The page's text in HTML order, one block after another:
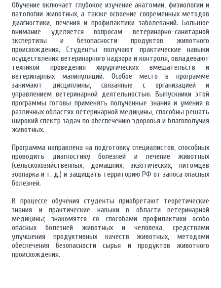
Обучение включает глубокое изучение анатомии, физиологии и
патологии животных, а также освоение современных методов
диагностики, лечения и профилактики заболеваний. Большое
внимание уделяется вопросам ветеринарно-санитарной
экспертизы и безопасности продуктов животного
происхождения. Студенты получают практические навыки
осуществления ветеринарного надзора и контроля, овладевают
техникой проведения хирургических вмешательств и
ветеринарных манипуляций. Особое место в программе
занимают дисциплины, связанные с организацией и
управлением ветеринарной деятельностью. Выпускники этой
программы готовы применять полученные знания и умения в
различных областях ветеринарной медицины, способны решать
широкий спектр задач по обеспечению здоровья и благополучия
животных.
Программа направлена на подготовку специалистов, способных
проводить диагностику болезней и лечение животных
(сельскохозяйственных, домашних, экзотических, питомцев
зоопарка и т. д.) и защищать территорию РФ от заноса опасных
болезней.
В процессе обучения студенты приобретают теоретические
знания и практические навыки в области ветеринарной
медицины; знакомятся со способами профилактики особо
опасных болезней животных и человека, средствами
улучшения продуктивных качеств животных, методами
обеспечения безопасности сырья и продуктов животного
происхождения.